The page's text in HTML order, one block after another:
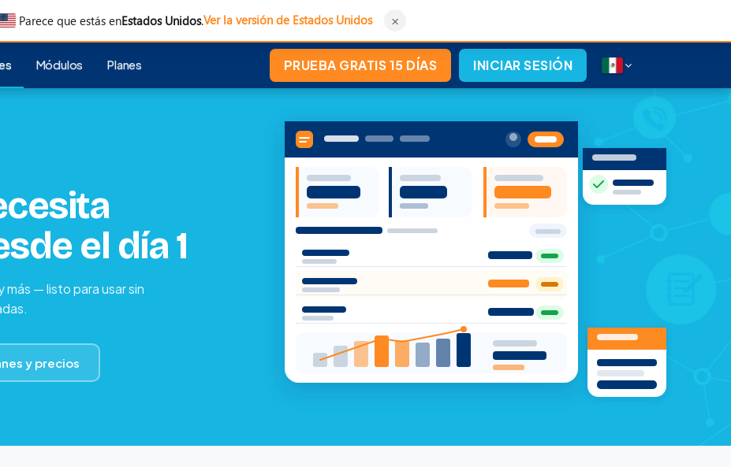
Parece que estás enEstados Unidos.Ver la versión de Estados Unidos ×
Módulos Planes PRUEBA GRATIS 15 DÍAS INICIAR SESIÓN
el día 1
— listo para usar sin
y precios